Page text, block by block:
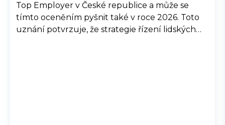
Top Employer v České republice a může se
tímto oceněním pyšnit také v roce 2026. Toto
uznání potvrzuje, že strategie řízení lidských